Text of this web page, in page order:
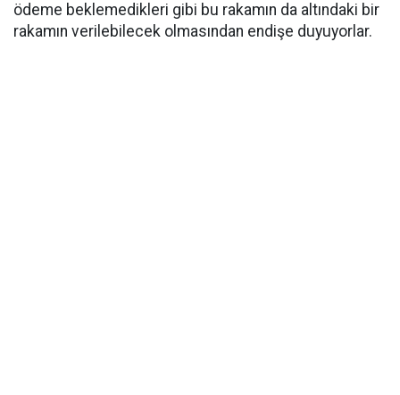
ödeme beklemedikleri gibi bu rakamın da altındaki bir
rakamın verilebilecek olmasından endişe duyuyorlar.